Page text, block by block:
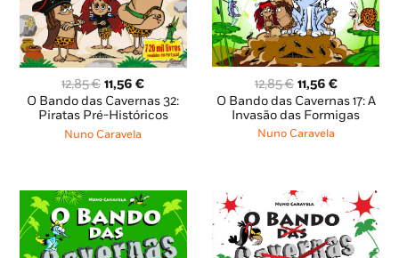
12,85€ O
preço
original
era:
11,56€O
preço
atual
O Bando das Cavernas 32:
Piratas Pré-Históricos
Nuno Caravela
12,85€ O
preço
original
era:
11,56 €O
preço
atual
O Bando das Cavernas 17: A
Invasão das Formigas
Nuno Caravela